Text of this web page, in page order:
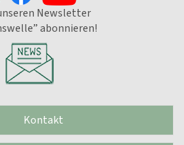
Newsletter
abonnieren!
Kontakt